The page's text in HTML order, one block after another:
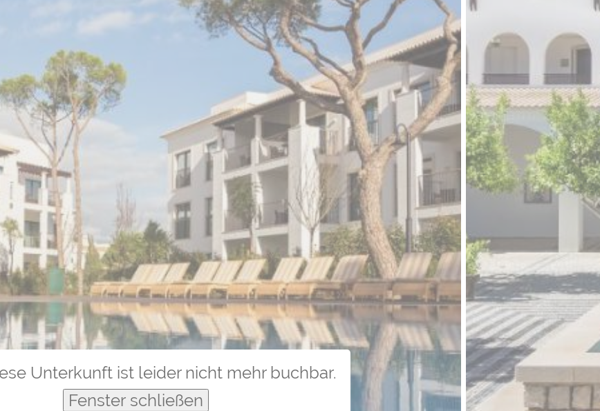
Unterkunft ist leider nicht mehr buchbar.
Fenster schließen